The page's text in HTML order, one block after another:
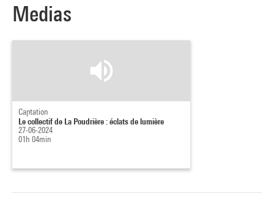
Medias
Captation
Le collectif de La Poudrière : éclats de lumière
27-06-2024
01h 04min